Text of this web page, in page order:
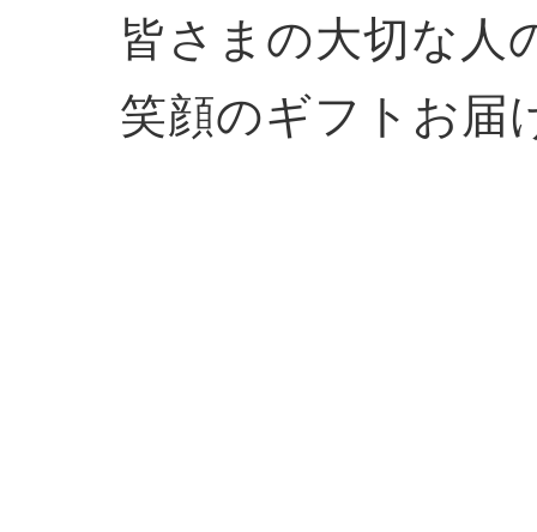
皆さまの大切な人
笑顔のギフトお届